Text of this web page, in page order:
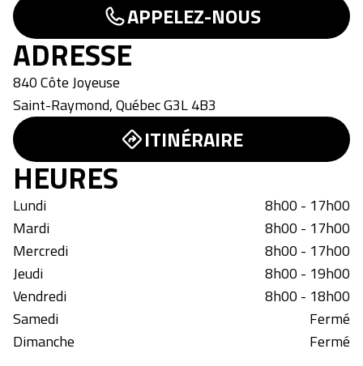
APPELEZ-NOUS
ADRESSE
840 Côte Joyeuse
Saint-Raymond,QuébecG3L 4B3
ITINÉRAIRE
HEURES
Lundi
8h00 - 17h00
Mardi
8h00 - 17h00
Mercredi
8h00 - 17h00
Jeudi
8h00 - 19h00
Vendredi
8h00 - 18h00
Samedi
Fermé
Dimanche
Fermé